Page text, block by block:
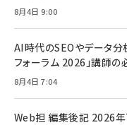
8月4日 9:00
AI時代のSEOやデータ
フォーラム 2026」講師の
8月4日 7:04
Web担 編集後記 2026